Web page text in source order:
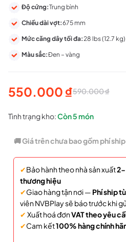
Độ cứng:Trung bình
Chiều dài vợt:675 mm
Mức căng dây tối đa:28 lbs (12.7 kg)
Màu sắc:Đen – vàng
590.000₫
Giá
gốc
là:
590.000 ₫.
550.000 ₫
Giá
hiện
tại
là:
550.000 ₫.
Tình trạng kho:Còn5 món
🚚 Giá trên chưa bao gồm phí ship
✔Bảo hành theo nhà sản xuất2-
thương hiệu
✔Giao hàng tận nơi — Phí ship
viên NVBPlay sẽ báo trước khi
✔ Xuất hoá đơnVAT theo yêu
✔Cam kết100% hàng chính